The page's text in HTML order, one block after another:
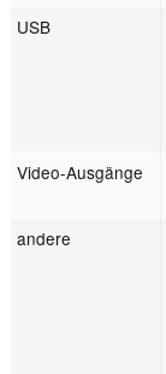
USB
Video-Ausgänge
andere